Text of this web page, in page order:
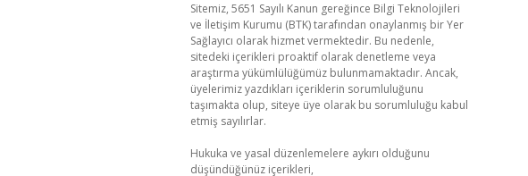
Sitemiz, 5651 Sayılı Kanun gereğince Bilgi Teknolojileri
ve İletişim Kurumu (BTK) tarafından onaylanmış bir Yer
Sağlayıcı olarak hizmet vermektedir. Bu nedenle,
sitedeki içerikleri proaktif olarak denetleme veya
araştırma yükümlülüğümüz bulunmamaktadır. Ancak,
üyelerimiz yazdıkları içeriklerin sorumluluğunu
taşımakta olup, siteye üye olarak bu sorumluluğu kabul
etmiş sayılırlar.
Hukuka ve yasal düzenlemelere aykırı olduğunu
düşündüğünüz içerikleri,